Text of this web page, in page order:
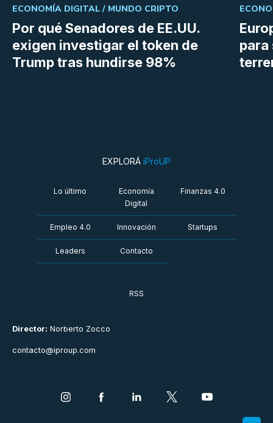
Por qué Senadores de EE.UU.
exigen investigar el token de
Trump tras hundirse 98%
ECONOMÍA DIGITAL / MUNDO CRIPTO
para
Director: Norberto Zocco
contacto@iproup.com
EXPLORÁ iProUP
Lo último
Economía
Digital
Finanzas 4.0
Empleo 4.0 Innovación Startups
Leaders Contacto
RSS